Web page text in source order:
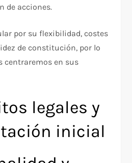
de acciones.
por su flexibilidad, costes
de constitución, por lo
centraremos en sus
legales y
inicial